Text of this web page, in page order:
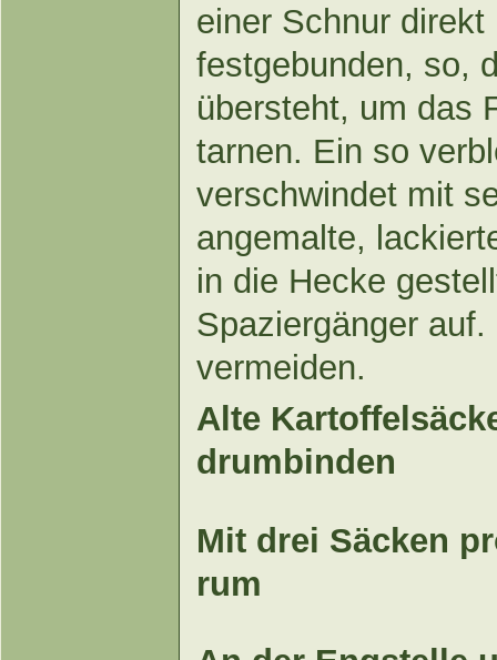
einer Schnur
festgebunden, so,
übersteht, um das
tarnen. Ein so
verschwindet mit
angemalte,
in die Hecke
Spaziergänger
vermeiden.
Alte
drumbinden
Mit drei Säcken
rum